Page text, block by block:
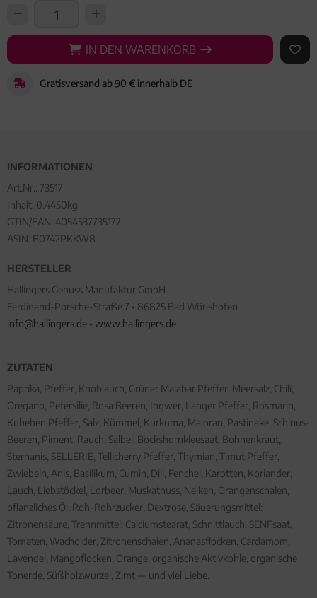
IN DEN WARENKORB
IN DEN WARENKORB AUF
Gratisversand ab 90 € innerhalb DE
INFORMATIONEN
Art.Nr.: 73517
Inhalt: 0.4450kg
GTIN/EAN: 4054537735177
ASIN: B0742PKKW8
HERSTELLER
Hallingers Genuss Manufaktur GmbH
Ferdinand-Porsche-Straße 7 • 86825 Bad Wörishofen
info@hallingers.de • www.hallingers.de
ZUTATEN
Paprika, Pfeffer, Knoblauch, Grüner Malabar Pfeffer, Meersalz, Chili,
Oregano, Petersilie, Rosa Beeren, Ingwer, Langer Pfeffer, Rosmarin,
Kubeben Pfeffer, Salz, Kümmel, Kurkuma, Majoran, Pastinake, Schinus-
Beeren, Piment, Rauch, Salbei, Bockshornkleesaat, Bohnenkraut,
Sternanis, SELLERIE, Tellicherry Pfeffer, Thymian, Timut Pfeffer,
Zwiebeln, Anis, Basilikum, Cumin, Dill, Fenchel, Karotten, Koriander,
Lauch, Liebstöckel, Lorbeer, Muskatnuss, Nelken, Orangenschalen,
pflanzliches Öl, Roh-Rohrzucker, Dextrose, Säuerungsmittel:
Zitronensäure, Trennmittel: Calciumstearat, Schnittlauch, SENFsaat,
Tomaten, Wacholder, Zitronenschalen, Ananasflocken, Cardamom,
Lavendel, Mangoflocken, Orange, organische Aktivkohle, organische
Tonerde, Süßholzwurzel, Zimt — und viel Liebe.